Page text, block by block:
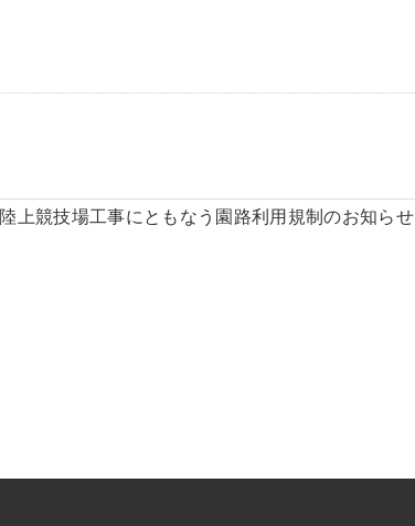
陸上競技場工事にともなう園路利用規制のお知らせ